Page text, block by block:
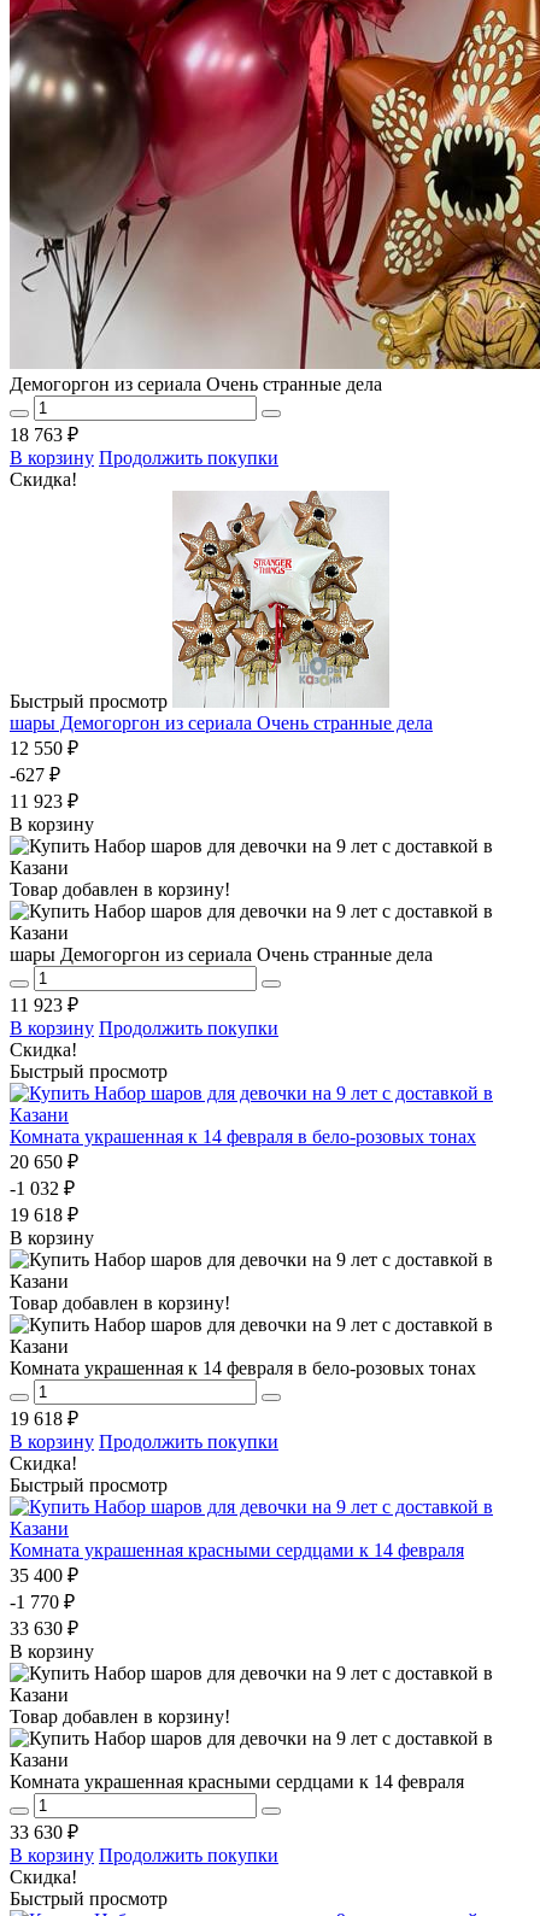
Демогоргон из сериала Очень странные дела
18 763 ₽
В корзину Продолжить покупки
Скидка!
Быстрый просмотр
шары Демогоргон из сериала Очень странные дела
12 550 ₽
-627 ₽
11 923 ₽
В корзину
Товар добавлен в корзину!
шары Демогоргон из сериала Очень странные дела
11 923 ₽
В корзину Продолжить покупки
Скидка!
Быстрый просмотр
Комната украшенная к 14 февраля в бело-розовых тонах
20 650 ₽
-1 032 ₽
19 618 ₽
В корзину
Товар добавлен в корзину!
Комната украшенная к 14 февраля в бело-розовых тонах
19 618 ₽
В корзину Продолжить покупки
Скидка!
Быстрый просмотр
Комната украшенная красными сердцами к 14 февраля
35 400 ₽
-1 770 ₽
33 630 ₽
В корзину
Товар добавлен в корзину!
Комната украшенная красными сердцами к 14 февраля
33 630 ₽
В корзину Продолжить покупки
Скидка!
Быстрый просмотр